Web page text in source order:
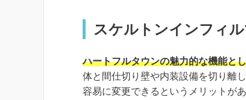
スケルトンインフィ
ハートフルタウンの魅力的な機能と
体と間仕切り壁や内装設備を切り離
容易に変更できるというメリットがあ